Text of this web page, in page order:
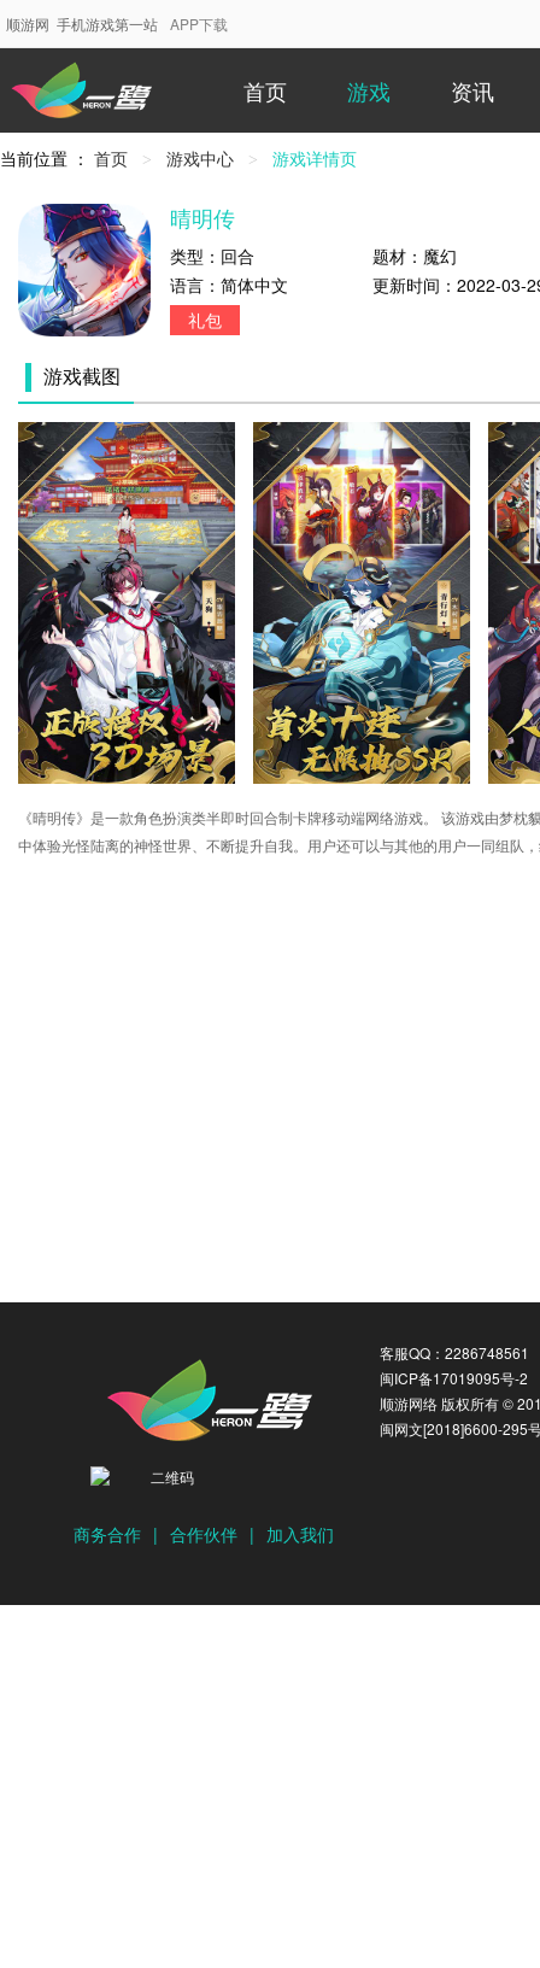
顺游网 手机游戏第一站 APP下载
首页 游戏 资讯
当前位置 ： 首页 游戏中心
当
游戏详情页
晴明传
类型： 回合 题材： 魔幻
语言： 简体中文 更新时间： 2022-03-
礼包
游戏截图
《晴明传》是一款角色扮演类半即时回合制卡牌移动端网络游戏。 该游戏由梦
中体验光怪陆离的神怪世界、不断提升自我。用户还可以与其他的用户一同组队
客服QQ：2286748561
闽ICP备17019095号-2
顺游网络 版权所有 ©
闽网文[2018]6600-295
商务合作 | 合作伙伴 | 加入我们